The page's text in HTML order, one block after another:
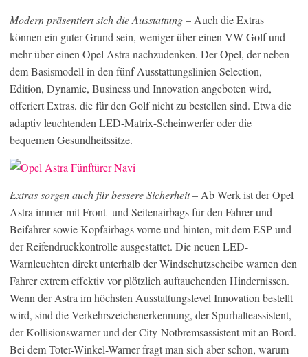
Modern präsentiert sich die Ausstattung– Auch die Extras
können ein guter Grund sein, weniger über einen VW Golf und
mehr über einen Opel Astra nachzudenken. Der Opel, der neben
dem Basismodell in den fünf Ausstattungslinien Selection,
Edition, Dynamic, Business und Innovation angeboten wird,
offeriert Extras, die für den Golf nicht zu bestellen sind. Etwa die
adaptiv leuchtenden LED-Matrix-Scheinwerfer oder die
bequemen Gesundheitssitze.
Extras sorgen auch für bessere Sicherheit– Ab Werk ist der Opel
Astra immer mit Front- und Seitenairbags für den Fahrer und
Beifahrer sowie Kopfairbags vorne und hinten, mit dem ESP und
der Reifendruckkontrolle ausgestattet. Die neuen LED-
Warnleuchten direkt unterhalb der Windschutzscheibe warnen den
Fahrer extrem effektiv vor plötzlich auftauchenden Hindernissen.
Wenn der Astra im höchsten Ausstattungslevel Innovation bestellt
wird, sind die Verkehrszeichenerkennung, der Spurhalteassistent,
der Kollisionswarner und der City-Notbremsassistent mit an Bord.
Bei dem Toter-Winkel-Warner fragt man sich aber schon, warum